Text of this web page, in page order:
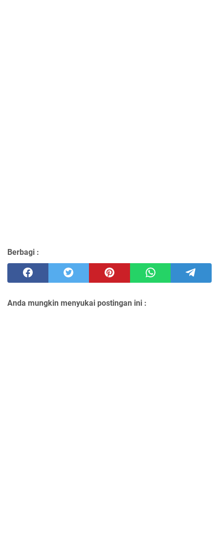
Berbagi :
Anda mungkin menyukai postingan ini :